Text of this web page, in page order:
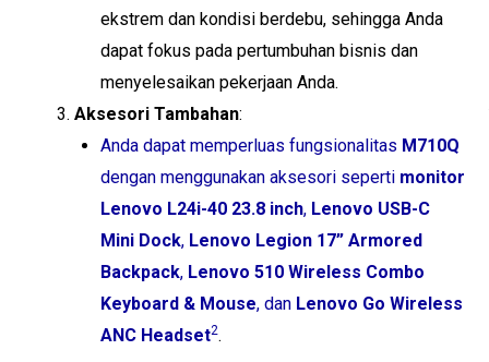
ekstrem dan kondisi berdebu, sehingga Anda
dapat fokus pada pertumbuhan bisnis dan
menyelesaikan pekerjaan Anda.
Aksesori Tambahan:
Anda dapat memperluas fungsionalitas M710Q
dengan menggunakan aksesori seperti monitor
Lenovo L24i-40 23.8 inch, Lenovo USB-C
Mini Dock, Lenovo Legion 17” Armored
Backpack, Lenovo 510 Wireless Combo
Keyboard & Mouse, dan Lenovo Go Wireless
ANC Headset2.